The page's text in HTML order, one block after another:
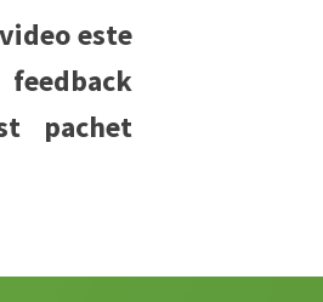
este
pachet